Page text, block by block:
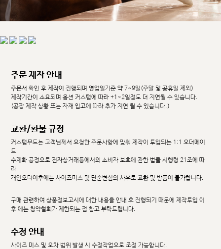
주문 제작 안내
주문서 확인 후 제작이 진행되며 영업일기준 약 7~9일(주말 및 공휴일 제외)
제작기간이 소요되며 옵션 커스텀에 따라 +1~2일정도 더 지연될 수 있습니다.
(공장 제작 상황 또는 자재 입고에 따라 추가 지연 될 수 있습니다.)
교환/환불 규정
커스텀무드는 고객님께서 요청한 주문사항에 맞춰 제작이 투입되는 1:1 오더메이
드
수제화 공정으로 전자상거래등에서의 소비자 보호에 관한 법률 시행령 21조에 따
라
개인오더이후에는 사이즈미스 및 단순변심의 사유로 교환 및 반품이 불가합니다.
구매 관련하여 상품정보고시에 대한 내용을 안내 후 진행되기 때문에 제작투입 이
후 에는 청약철회가 제한되는 점 참고 부탁드립니다.
수정 안내
사이즈 미스 및 오차 범위 발생 시 수정작업으로 조정 가능합니다.